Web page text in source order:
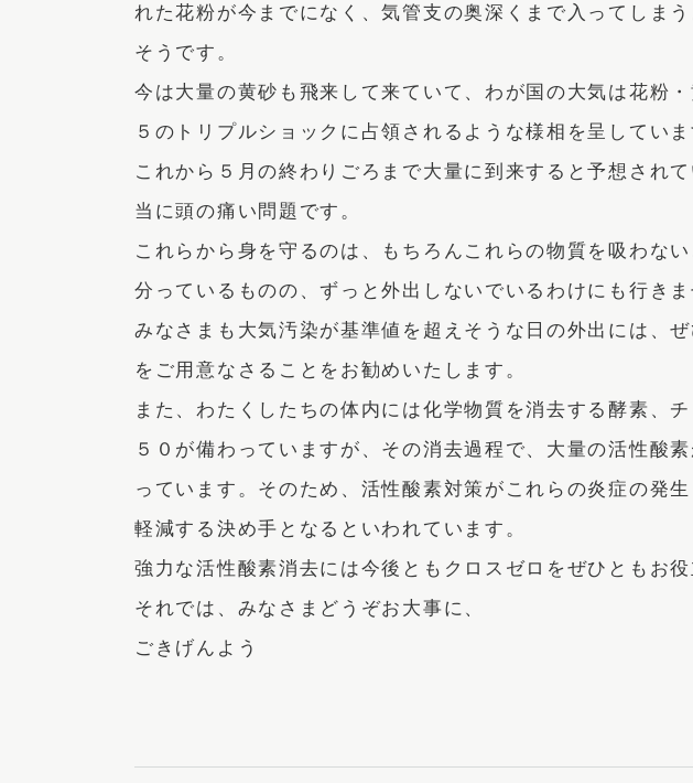
れた花粉が今までになく、気管支の奥深くまで入ってしま
そうです。
今は大量の黄砂も飛来して来ていて、わが国の大気は花粉・
５のトリプルショックに占領されるような様相を呈していま
これから５月の終わりごろまで大量に到来すると予想され
当に頭の痛い問題です。
これらから身を守るのは、もちろんこれらの物質を吸わな
分っているものの、ずっと外出しないでいるわけにも行きま
みなさまも大気汚染が基準値を超えそうな日の外出には、
をご用意なさることをお勧めいたします。
また、わたくしたちの体内には化学物質を消去する酵素、
５０が備わっていますが、その消去過程で、大量の活性酸
っています。そのため、活性酸素対策がこれらの炎症の発
軽減する決め手となるといわれています。
強力な活性酸素消去には今後ともクロスゼロをぜひともお役
それでは、みなさまどうぞお大事に、
ごきげんよう